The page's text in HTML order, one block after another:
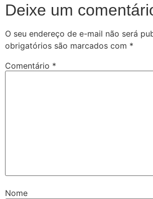
Deixe um
O seu endereço de e-mail não será
obrigatórios são marcados com *
Comentário *
Nome